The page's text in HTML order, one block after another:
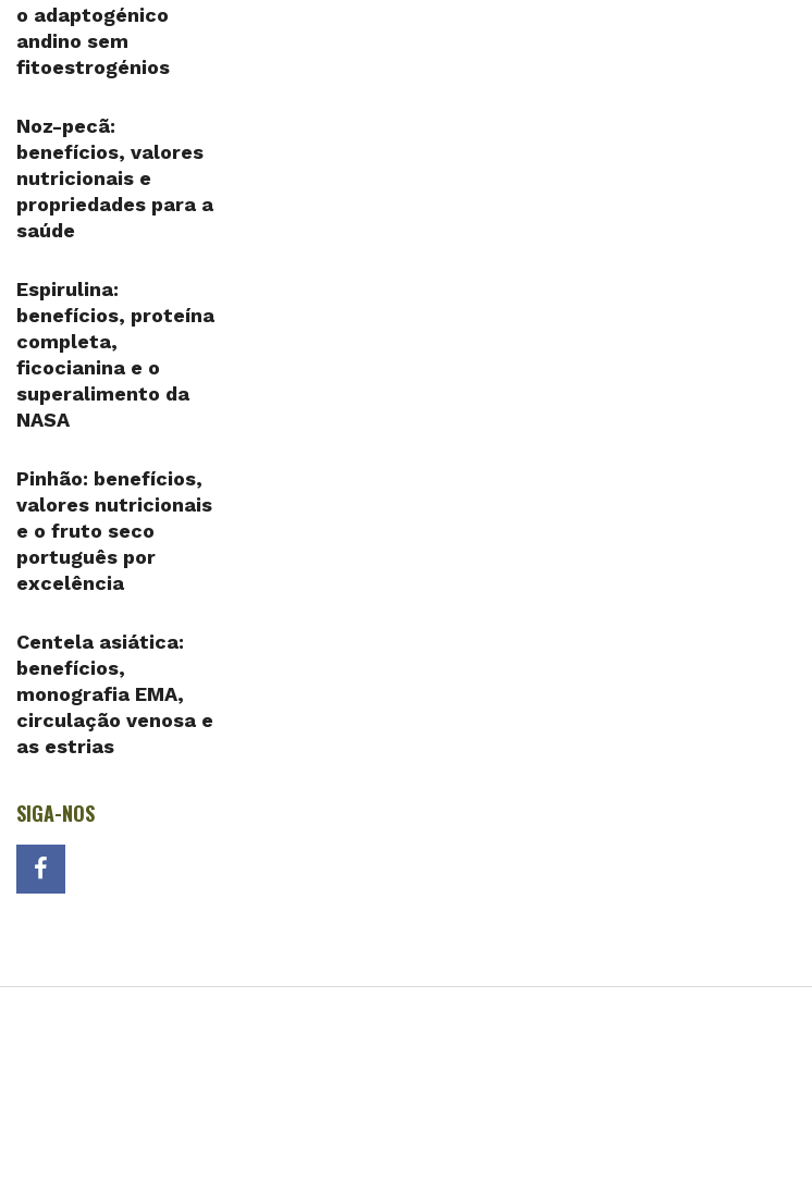
o adaptogénico
andino sem
fitoestrogénios
Noz-pecã:
benefícios, valores
nutricionais e
propriedades para a
saúde
Espirulina:
benefícios, proteína
completa,
ficocianina e o
superalimento da
NASA
Pinhão: benefícios,
valores nutricionais
e o fruto seco
português por
excelência
Centela asiática:
benefícios,
monografia EMA,
circulação venosa e
as estrias
SIGA-NOS